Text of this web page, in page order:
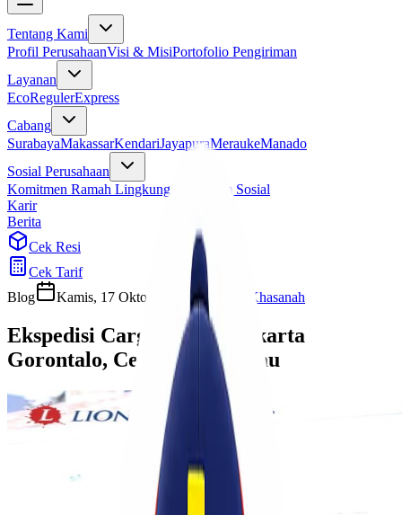
Tentang Kami
Profil PerusahaanVisi & MisiPortofolio Pengiriman
Layanan
EcoRegulerExpress
Cabang
SurabayaMakassarKendariJayapuraMeraukeManado
Sosial Perusahaan
Komitmen Ramah Lingkungan
Program Sosial
Karir
Berita
Cek Resi
Cek Tarif
Blog
Kamis, 17 Oktober 2024 Ulfi Khasanah
Ekspedisi Cargo Murah Jakarta
Gorontalo, Cepat Terjangkau